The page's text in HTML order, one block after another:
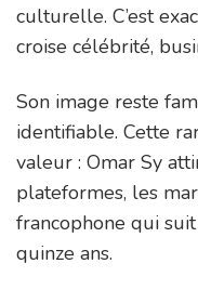
culturelle. C’est
croise célébrité,
Son image reste
identifiable. Cette
valeur : Omar Sy
plateformes, les
francophone qui
quinze ans.